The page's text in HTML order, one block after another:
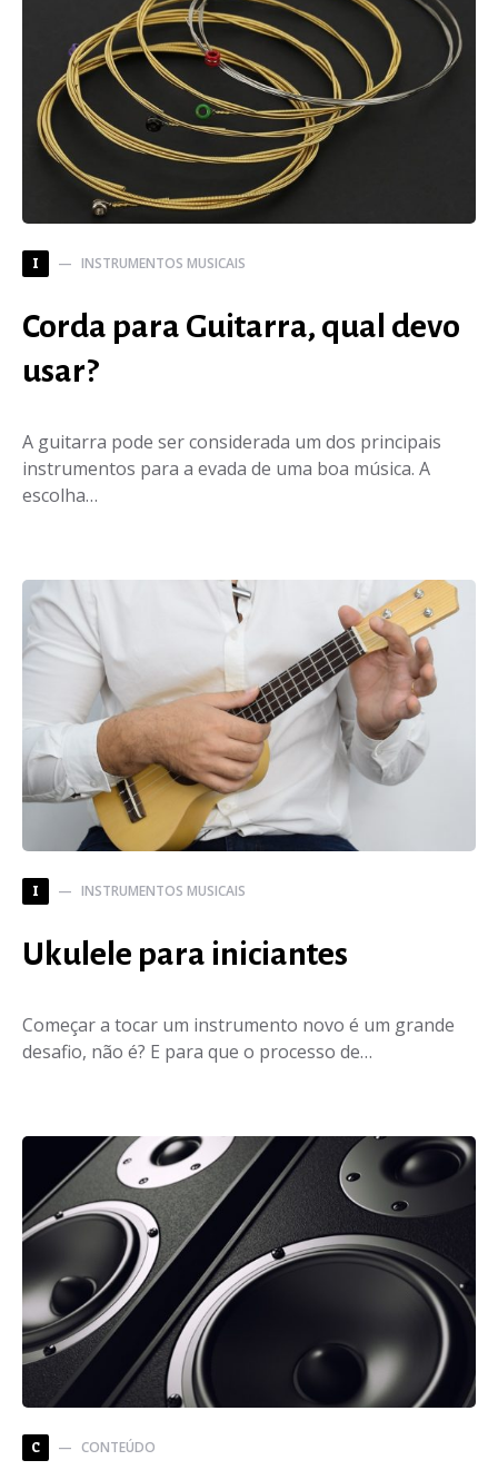
I INSTRUMENTOS MUSICAIS
Corda para Guitarra, qual devo
usar?
A guitarra pode ser considerada um dos principais
instrumentos para a evada de uma boa música. A
escolha…
I INSTRUMENTOS MUSICAIS
Ukulele para iniciantes
Começar a tocar um instrumento novo é um grande
desafio, não é? E para que o processo de…
C CONTEÚDO